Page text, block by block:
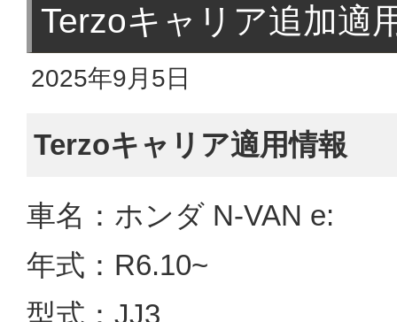
Terzoキャリア追加適
2025年9月5日
Terzoキャリア適用情報
車名：ホンダ N-VAN e:
年式：R6.10~
型式：JJ3